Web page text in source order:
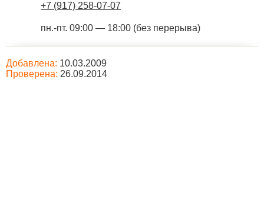
+7 (917) 258-07-07
пн.-пт. 09:00 — 18:00 (без перерыва)
Добавлена: 10.03.2009
Проверена: 26.09.2014